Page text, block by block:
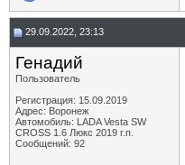
29.09.2022, 23:13
Генадий
Пользователь
Регистрация: 15.09.2019
Адрес: Воронеж
Автомобиль: LADA Vesta SW
CROSS 1.6 Люкс 2019 г.п.
Сообщений: 92